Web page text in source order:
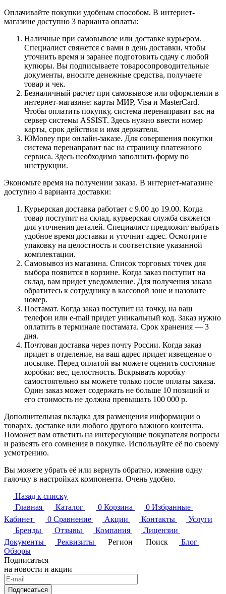
Оплачивайте покупки удобным способом. В интернет-
магазине доступно 3 варианта оплаты:
Наличные при самовывозе или доставке курьером.
Специалист свяжется с вами в день доставки, чтобы
уточнить время и заранее подготовить сдачу с любой
купюры. Вы подписываете товаросопроводительные
документы, вносите денежные средства, получаете
товар и чек.
Безналичный расчет при самовывозе или оформлении в
интернет-магазине: карты МИР, Visa и MasterCard.
Чтобы оплатить покупку, система перенаправит вас на
сервер системы ASSIST. Здесь нужно ввести номер
карты, срок действия и имя держателя.
ЮMoney при онлайн-заказе. Для совершения покупки
система перенаправит вас на страницу платежного
сервиса. Здесь необходимо заполнить форму по
инструкции.
Экономьте время на получении заказа. В интернет-магазине
доступно 4 варианта доставки:
Курьерская доставка работает с 9.00 до 19.00. Когда
товар поступит на склад, курьерская служба свяжется
для уточнения деталей. Специалист предложит выбрать
удобное время доставки и уточнит адрес. Осмотрите
упаковку на целостность и соответствие указанной
комплектации.
Самовывоз из магазина. Список торговых точек для
выбора появится в корзине. Когда заказ поступит на
склад, вам придет уведомление. Для получения заказа
обратитесь к сотруднику в кассовой зоне и назовите
номер.
Постамат. Когда заказ поступит на точку, на ваш
телефон или e-mail придет уникальный код. Заказ нужно
оплатить в терминале постамата. Срок хранения — 3
дня.
Почтовая доставка через почту России. Когда заказ
придет в отделение, на ваш адрес придет извещение о
посылке. Перед оплатой вы можете оценить состояние
коробки: вес, целостность. Вскрывать коробку
самостоятельно вы можете только после оплаты заказа.
Один заказ может содержать не больше 10 позиций и
его стоимость не должна превышать 100 000 р.
Дополнительная вкладка для размещения информации о
товарах, доставке или любого другого важного контента.
Поможет вам ответить на интересующие покупателя вопросы
и развеять его сомнения в покупке. Используйте её по своему
усмотрению.
Вы можете убрать её или вернуть обратно, изменив одну
галочку в настройках компонента. Очень удобно.
Назад к списку
Главная
Каталог 0 Корзина 0 Избранные
Кабинет
0 Сравнение Акции Контакты
Услуги
Бренды
Отзывы Компания
Лицензии
Документы
Реквизиты Регион Поиск
Блог
Обзоры
Подписаться
на новости и акции
Подписаться